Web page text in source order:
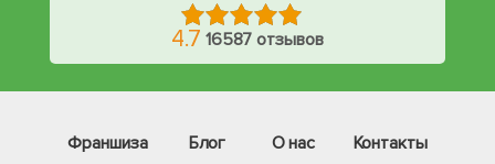
4.7 16587 отзывов
Франшиза Блог О нас
Контакты